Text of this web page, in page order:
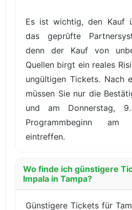
Es ist wichtig, den Kauf
das geprüfte
denn der Kauf von
Quellen birgt ein reales
ungültigen Tickets. Nach
müssen Sie nur die
und am Donnerstag,
Programmbeginn am
eintreffen.
Wo finde ich günstigere
Impala in Tampa?
Günstigere Tickets für